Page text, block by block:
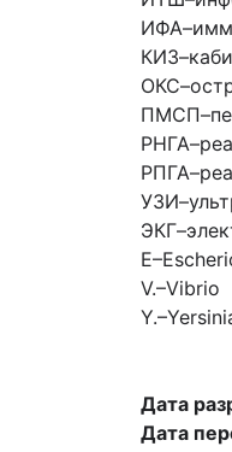
ИФА–
КИЗ–
ОКС–
ПМСП–
РНГА–
РПГА–
УЗИ–
ЭКГ–
E–
V.–Vibrio
Y.–
Дата
Дата